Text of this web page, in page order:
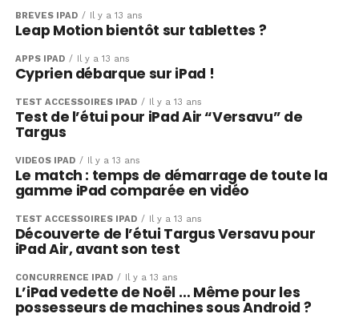
BRÈVES IPAD Il y a 13 ans
Leap Motion bientôt sur tablettes ?
APPS IPAD Il y a 13 ans
Cyprien débarque sur iPad !
TEST ACCESSOIRES IPAD Il y a 13 ans
Test de l’étui pour iPad Air “Versavu” de
Targus
VIDÉOS IPAD Il y a 13 ans
Le match : temps de démarrage de toute la
gamme iPad comparée en vidéo
TEST ACCESSOIRES IPAD Il y a 13 ans
Découverte de l’étui Targus Versavu pour
iPad Air, avant son test
CONCURRENCE IPAD Il y a 13 ans
L’iPad vedette de Noël … Même pour les
possesseurs de machines sous Android ?